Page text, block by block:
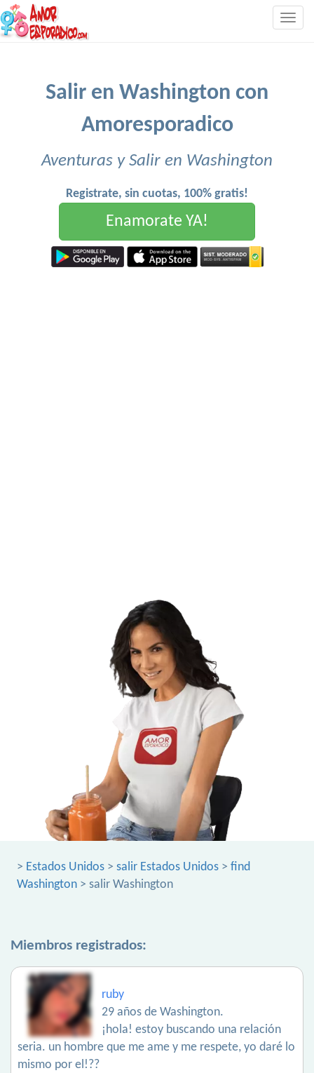
Salir en Washington con
Amoresporadico
Aventuras y Salir en Washington
Registrate, sin cuotas, 100% gratis!
Enamorate YA!
> Estados Unidos > salir Estados Unidos > find
Washington > salir Washington
Miembros registrados:
ruby
29 años de Washington.
¡hola! estoy buscando una relación
seria. un hombre que me ame y me respete, yo daré lo
mismo por el!??